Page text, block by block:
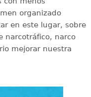
organizado
en este lugar, sobre
narcotráfico, narco
mejorar nuestra